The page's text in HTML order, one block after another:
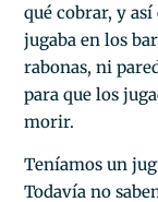
qué cobrar, y así
jugaba en los
rabonas, ni
para que los
morir.
Teníamos un
Todavía no